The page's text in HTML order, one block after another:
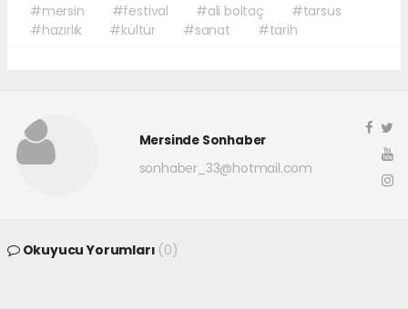
#mersin #festival #ali boltaç
#tarsus
#hazırlık
#kültür #sanat #tarih
Mersinde Sonhaber
sonhaber_33@hotmail.com
Okuyucu Yorumları (0)